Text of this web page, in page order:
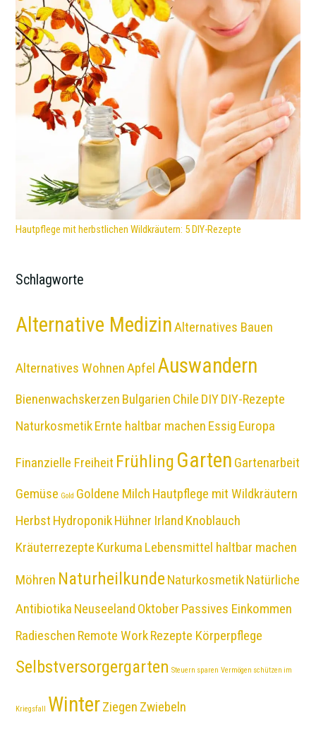
Hautpflege mit herbstlichen Wildkräutern: 5 DIY-Rezepte
Schlagworte
Alternative MedizinAlternatives Bauen
Alternatives WohnenApfel Auswandern
Bienenwachskerzen Bulgarien Chile DIYDIY-Rezepte
NaturkosmetikErnte haltbar machen Essig Europa
Finanzielle Freiheit Frühling Garten Gartenarbeit
Gemüse Gold Goldene Milch Hautpflege mit Wildkräutern
Herbst HydroponikHühner Irland Knoblauch
Kräuterrezepte Kurkuma Lebensmittel haltbar machen
Möhren NaturheilkundeNaturkosmetikNatürliche
Antibiotika Neuseeland Oktober Passives Einkommen
Radieschen Remote WorkRezepte Körperpflege
Selbstversorgergarten Steuern sparen Vermögen schützen im
Kriegsfall WinterZiegen Zwiebeln